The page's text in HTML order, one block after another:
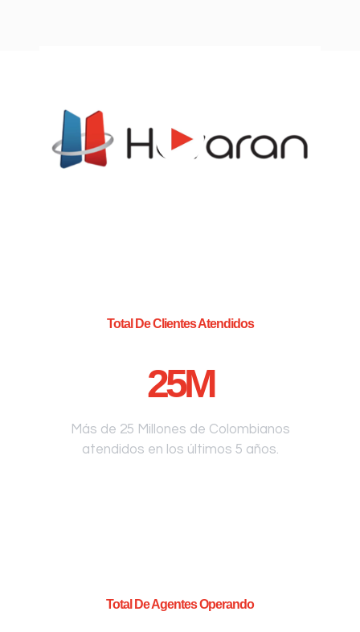
Total De Clientes Atendidos
25M
Más de 25 Millones de Colombianos
atendidos en los últimos 5 años.
Total De Agentes Operando